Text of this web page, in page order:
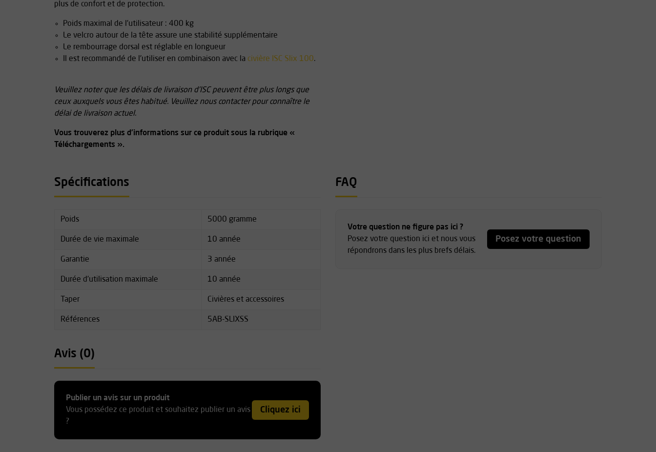
plus de confort et de protection.
Poids maximal de l'utilisateur : 400 kg
Le velcro autour de la tête assure une stabilité supplémentaire
Le rembourrage dorsal est réglable en longueur
Il est recommandé de l'utiliser en combinaison avec la civière ISC Slix 100.
Veuillez noter que les délais de livraison d'ISC peuvent être plus longs que
ceux auxquels vous êtes habitué. Veuillez nous contacter pour connaître le
délai de livraison actuel.
Vous trouverez plus d'informations sur ce produit sous la rubrique «
Téléchargements ».
Spécifications
Poids 5000 gramme
Durée de vie maximale 10 année
Garantie 3 année
Durée d'utilisation maximale 10 année
Taper Civières et accessoires
Références 5AB-SLIXSS
FAQ
Votre question ne figure pas ici ?
Posez votre question ici et nous vous
répondrons dans les plus brefs délais.
Posez votre question
Avis (0)
Publier un avis sur un produit
Vous possédez ce produit et souhaitez publier un avis
?
Cliquez ici